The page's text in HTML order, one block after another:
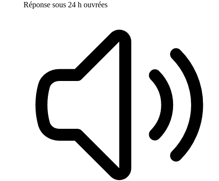
Réponse sous 24 h ouvrées